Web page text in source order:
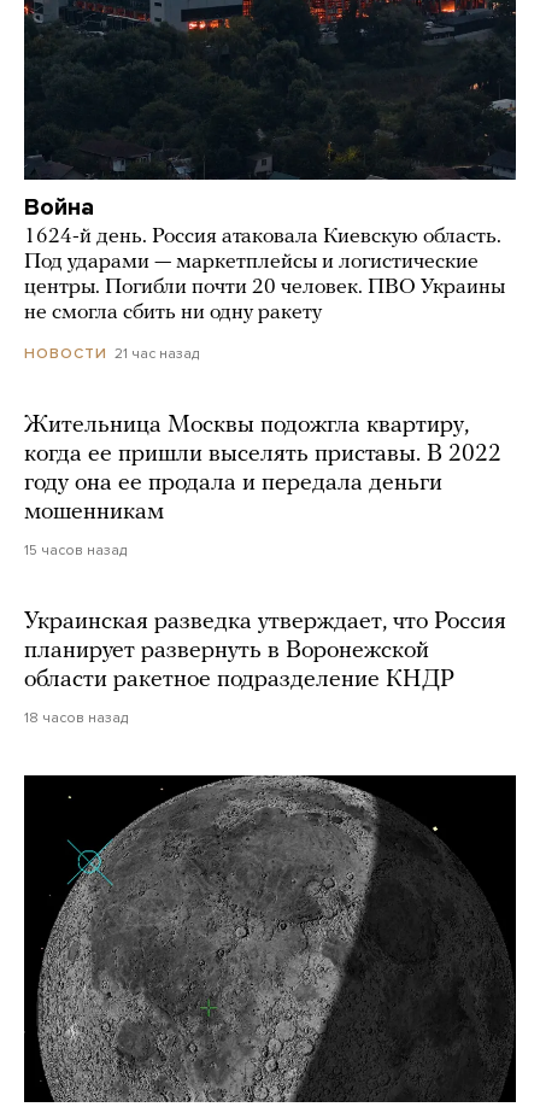
Война
1624-й день. Россия атаковала Киевскую область.
Под ударами — маркетплейсы и логистические
центры. Погибли почти 20 человек. ПВО Украины
не смогла сбить ни одну ракету
НОВОСТИ 21 час назад
Жительница Москвы подожгла квартиру,
когда ее пришли выселять приставы. В 2022
году она ее продала и передала деньги
мошенникам
15 часов назад
Украинская разведка утверждает, что Россия
планирует развернуть в Воронежской
области ракетное подразделение КНДР
18 часов назад